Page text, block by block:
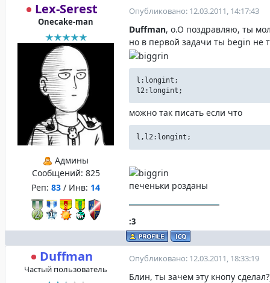
Lex-Serest
Onecake-man
Админы
Сообщений: 825
Реп: 83 / Инв: 14
Опубликовано: 12.03.2011, 14:17:43
Duffman, о.О поздравляю, ты
но в первой задачи ты begin не
l:longint;
l2:longint;
можно так писать если что
l,l2:longint;
печеньки розданы
:3
Duffman
Частый пользователь
Опубликовано: 12.03.2011, 18:33:19
Блин, ты зачем эту кнопу